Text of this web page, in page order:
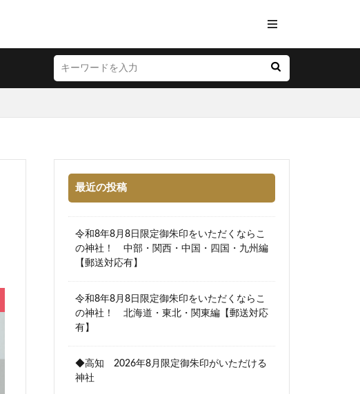
最近の投稿
令和8年8月8日限定御朱印をいただくならこ
の神社！ 中部・関西・中国・四国・九州編
【郵送対応有】
令和8年8月8日限定御朱印をいただくならこ
の神社！ 北海道・東北・関東編【郵送対応
有】
◆高知 2026年8月限定御朱印がいただける
神社